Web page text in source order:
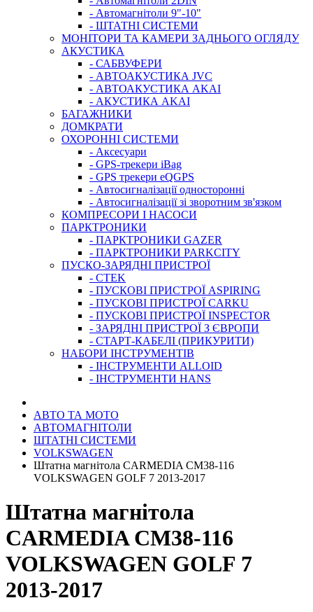
- Автомагнітоли 9"-10"
- ШТАТНІ СИСТЕМИ
МОНІТОРИ ТА КАМЕРИ ЗАДНЬОГО ОГЛЯДУ
АКУСТИКА
- САБВУФЕРИ
- АВТОАКУСТИКА JVC
- АВТОАКУСТИКА AKAI
- АКУСТИКА AKAI
БАГАЖНИКИ
ДОМКРАТИ
ОХОРОННІ СИСТЕМИ
- Аксесуари
- GPS-трекери iBag
- GPS трекери eQGPS
- Автосигналізації односторонні
- Автосигналізації зі зворотним зв'язком
КОМПРЕСОРИ І НАСОСИ
ПАРКТРОНИКИ
- ПАРКТРОНИКИ GAZER
- ПАРКТРОНИКИ PARKCITY
ПУСКО-ЗАРЯДНІ ПРИСТРОЇ
- CTEK
- ПУСКОВІ ПРИСТРОЇ ASPIRING
- ПУСКОВІ ПРИСТРОЇ CARKU
- ПУСКОВІ ПРИСТРОЇ INSPECTOR
- ЗАРЯДНІ ПРИСТРОЇ З ЄВРОПИ
- СТАРТ-КАБЕЛІ (ПРИКУРИТИ)
НАБОРИ ІНСТРУМЕНТІВ
- ІНСТРУМЕНТИ ALLOID
- ІНСТРУМЕНТИ HANS
АВТО ТА МОТО
АВТОМАГНІТОЛИ
ШТАТНІ СИСТЕМИ
VOLKSWAGEN
Штатна магнітола CARMEDIA CM38-116
VOLKSWAGEN GOLF 7 2013-2017
Штатна магнітола
CARMEDIA CM38-116
VOLKSWAGEN GOLF 7
2013-2017